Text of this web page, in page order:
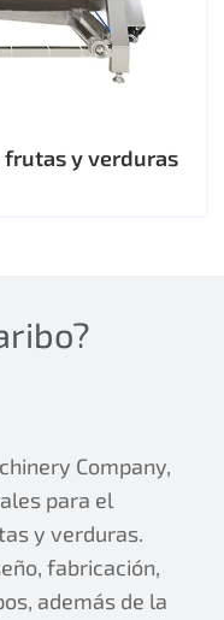
y verduras
Company,
para el
y verduras.
fabricación,
además de la